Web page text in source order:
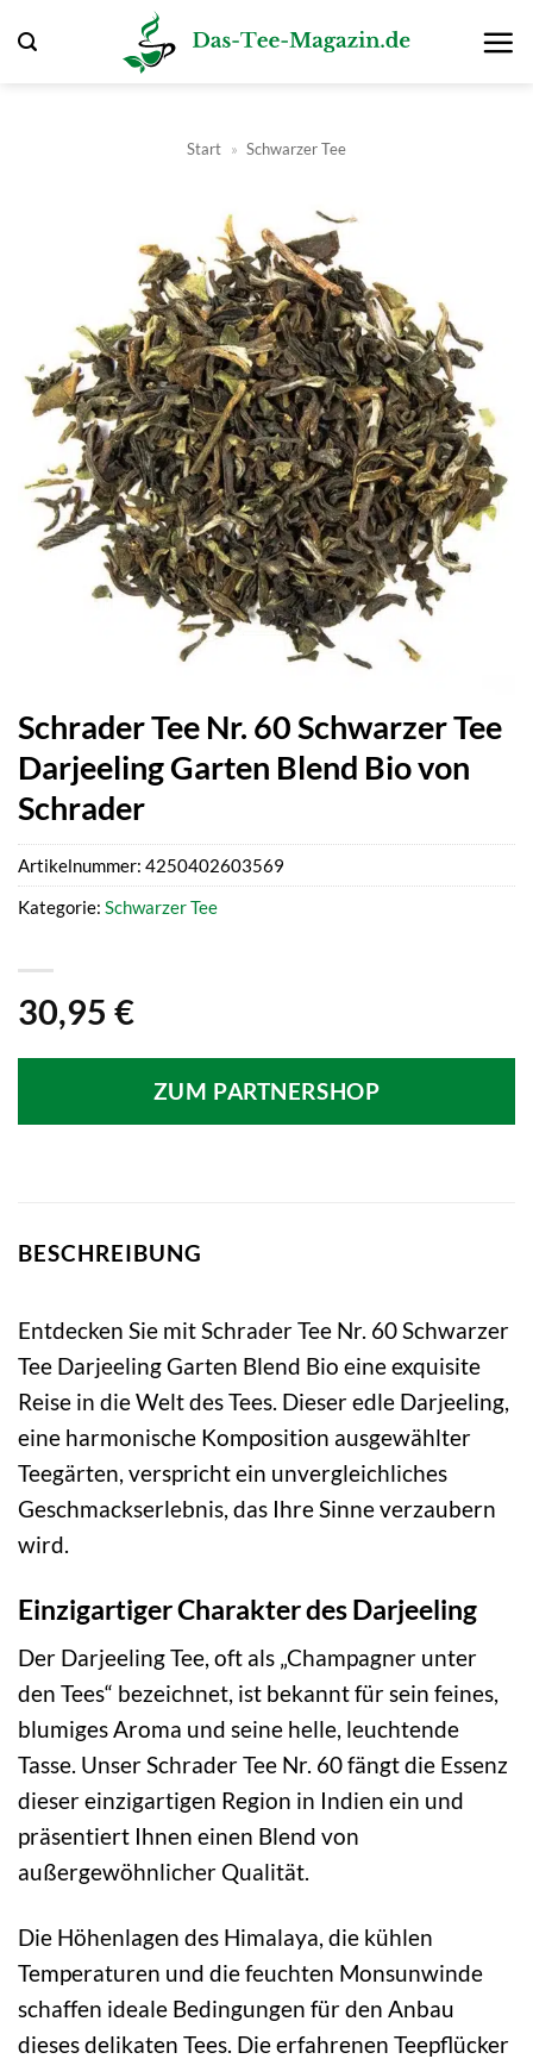
Inhalt
Start » Schwarzer Tee
Schrader Tee Nr. 60 Schwarzer Tee
Darjeeling Garten Blend Bio von
Schrader
30,95 €
ZUM PARTNERSHOP
Artikelnummer: 4250402603569
Kategorie: Schwarzer Tee
BESCHREIBUNG
Entdecken Sie mit Schrader Tee Nr. 60 Schwarzer
Tee Darjeeling Garten Blend Bio eine exquisite
Reise in die Welt des Tees. Dieser edle Darjeeling,
eine harmonische Komposition ausgewählter
Teegärten, verspricht ein unvergleichliches
Geschmackserlebnis, das Ihre Sinne verzaubern
wird.
Einzigartiger Charakter des Darjeeling
Der Darjeeling Tee, oft als „Champagner unter
den Tees“ bezeichnet, ist bekannt für sein feines,
blumiges Aroma und seine helle, leuchtende
Tasse. Unser Schrader Tee Nr. 60 fängt die Essenz
dieser einzigartigen Region in Indien ein und
präsentiert Ihnen einen Blend von
außergewöhnlicher Qualität.
Die Höhenlagen des Himalaya, die kühlen
Temperaturen und die feuchten Monsunwinde
schaffen ideale Bedingungen für den Anbau
dieses delikaten Tees. Die erfahrenen Teepflücker